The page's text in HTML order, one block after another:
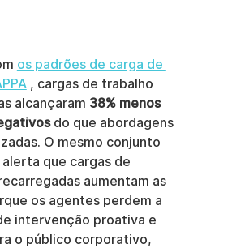
os padrões de carga de
, cargas de trabalho
alcançaram 38% menos
do que abordagens
O mesmo conjunto
que cargas de
aumentam as
os agentes perdem a
intervenção proativa e
o público corporativo,